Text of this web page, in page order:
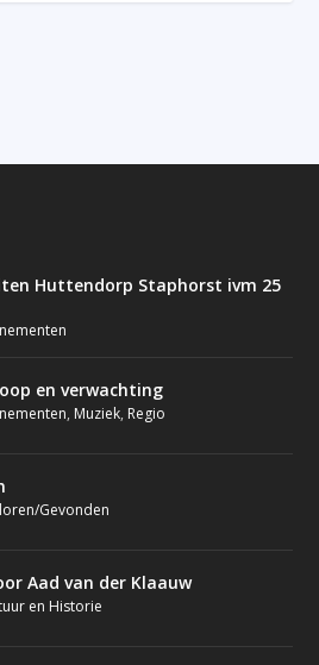
Huttendorp Staphorst ivm 25
en verwachting
, Muziek, Regio
Gevonden
Aad van der Klaauw
en Historie